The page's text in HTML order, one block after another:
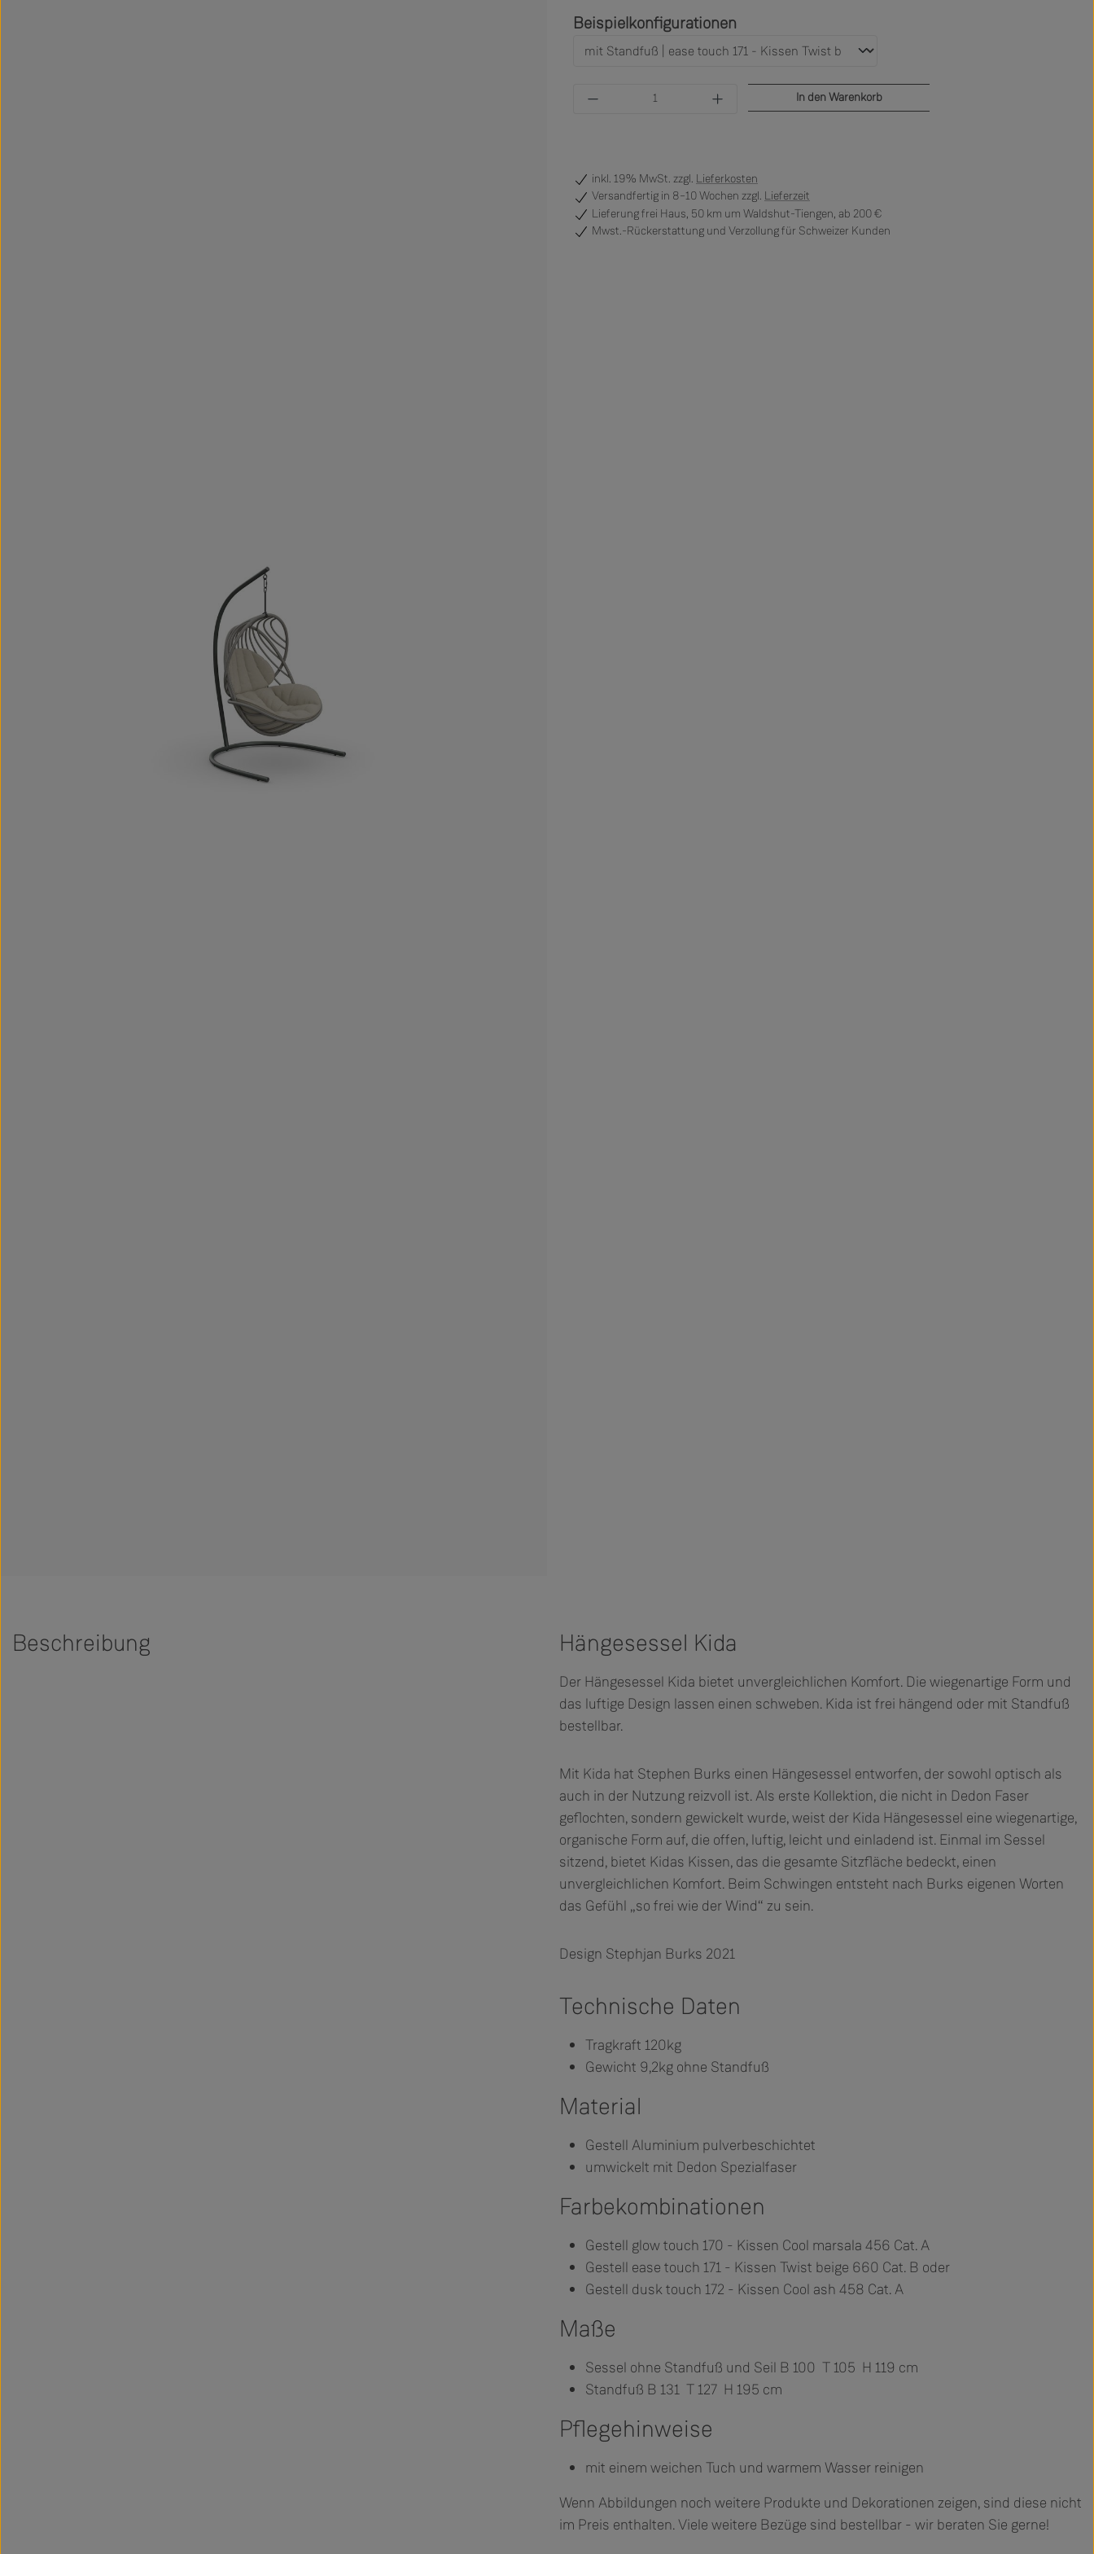
Beispielkonfigurationen
Produkt Anzahl: Gib den gewünschten Wert ein oder
In den Warenkorb
inkl. 19% MwSt. zzgl. Lieferkosten
Versandfertig in 8–10 Wochen zzgl. Lieferzeit
Lieferung frei Haus, 50 km um Waldshut-Tiengen, ab 200 €
Mwst.-Rückerstattung und Verzollung für Schweizer Kunden
Beschreibung Hängesessel Kida
Der Hängesessel Kida bietet unvergleichlichen Komfort. Die wiegenartige Form und
das luftige Design lassen einen schweben. Kida ist frei hängend oder mit Standfuß
bestellbar.
Mit Kida hat Stephen Burks einen Hängesessel entworfen, der sowohl optisch als
auch in der Nutzung reizvoll ist. Als erste Kollektion, die nicht in Dedon Faser
geflochten, sondern gewickelt wurde, weist der Kida Hängesessel eine wiegenartige,
organische Form auf, die offen, luftig, leicht und einladend ist. Einmal im Sessel
sitzend, bietet Kidas Kissen, das die gesamte Sitzfläche bedeckt, einen
unvergleichlichen Komfort. Beim Schwingen entsteht nach Burks eigenen Worten
das Gefühl „so frei wie der Wind“ zu sein.
Design Stephjan Burks 2021
Technische Daten
Tragkraft 120kg
Gewicht 9,2kg ohne Standfuß
Material
Gestell Aluminium pulverbeschichtet
umwickelt mit Dedon Spezialfaser
Farbekombinationen
Gestell glow touch 170 - Kissen Cool marsala 456 Cat. A
Gestell ease touch 171 - Kissen Twist beige 660 Cat. B oder
Gestell dusk touch 172 - Kissen Cool ash 458 Cat. A
Maße
Sessel ohne Standfuß und Seil B 100 T 105 H 119 cm
Standfuß B 131 T 127 H 195 cm
Pflegehinweise
mit einem weichen Tuch und warmem Wasser reinigen
Wenn Abbildungen noch weitere Produkte und Dekorationen zeigen, sind diese nicht
im Preis enthalten. Viele weitere Bezüge sind bestellbar - wir beraten Sie gerne!